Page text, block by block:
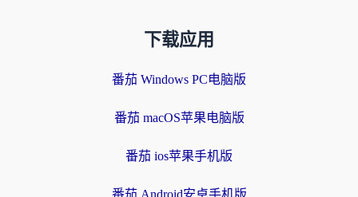
下载应用
番茄 Windows PC电脑版
番茄 macOS苹果电脑版
番茄 ios苹果手机版
番茄 Android安卓手机版